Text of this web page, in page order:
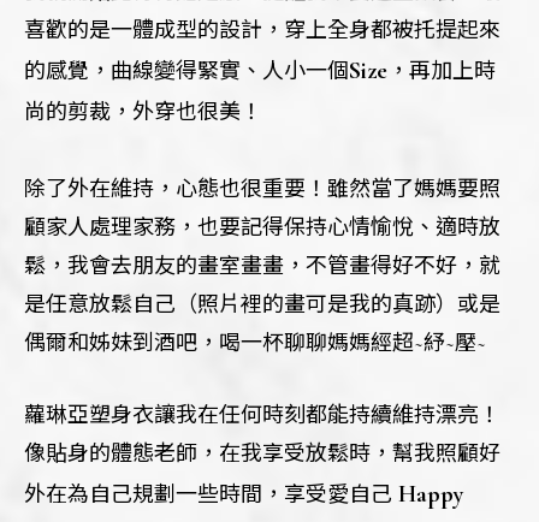
喜歡的是一體成型的設計，穿上全身都被托提起來
的感覺，曲線變得緊實、人小一個Size ，再加上時
尚的剪裁，外穿也很美！
除了外在維持，心態也很重要！雖然當了媽媽要照
顧家人處理家務，也要記得保持心情愉悅、適時放
鬆，我會去朋友的畫室畫畫，不管畫得好不好，就
是任意放鬆自己（照片裡的畫可是我的真跡）或是
偶爾和姊妹到酒吧，喝一杯聊聊媽媽經超~紓~壓~
蘿琳亞塑身衣讓我在任何時刻都能持續維持漂亮！
像貼身的體態老師，在我享受放鬆時，幫我照顧好
外在為自己規劃一些時間，享受愛自己 Happy